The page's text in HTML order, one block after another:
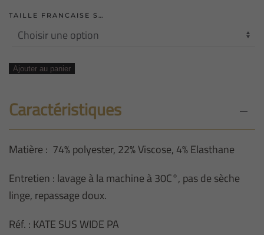
TAILLE FRANCAISE S…
quantité
PANTALON
LARGE
EME
ECLIPSE
Ajouter au panier
Caractéristiques
Matière : 74% polyester, 22% Viscose, 4% Elasthane
Entretien : lavage à la machine à 30C°, pas de sèche
linge, repassage doux.
Réf. : KATE SUS WIDE PA